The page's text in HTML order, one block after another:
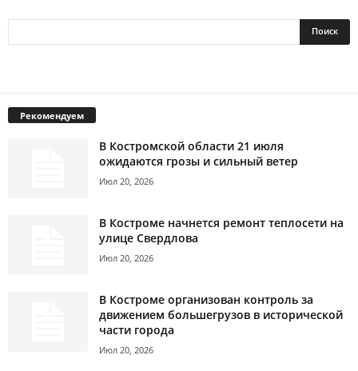
Рекомендуем
В Костромской области 21 июля
ожидаются грозы и сильный ветер
Июл 20, 2026
В Костроме начнется ремонт теплосети на
улице Свердлова
Июл 20, 2026
В Костроме организован контроль за
движением большегрузов в исторической
части города
Июл 20, 2026